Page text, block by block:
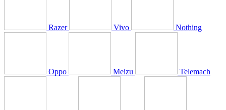
Razer Vivo Nothing
Oppo Meizu Telemach